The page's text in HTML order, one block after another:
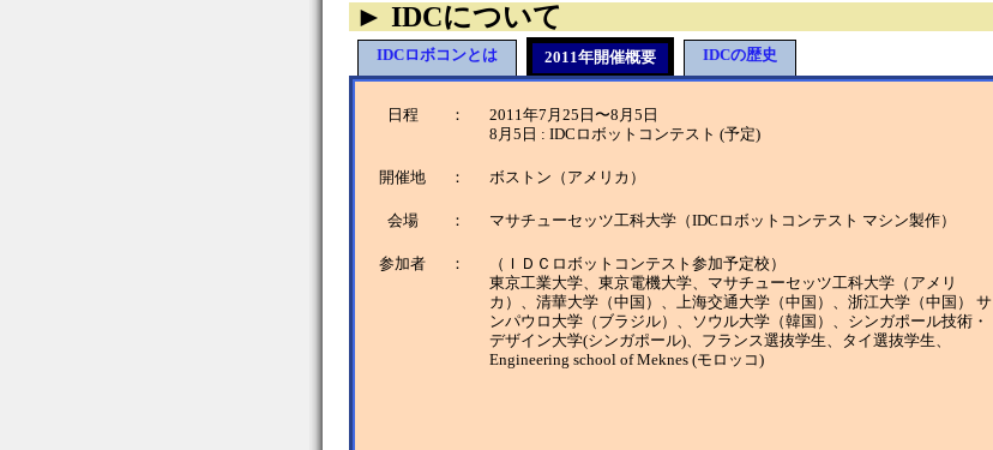
► IDCについて
IDCロボコンとは 2011年開催概要 IDCの歴史
日程 ：
2011年7月25日〜8月5日
8月5日 : IDCロボットコンテスト (予定)
開催地 ： ボストン（アメリカ）
会場 ： マサチューセッツ工科大学（IDCロボットコンテスト マシン製作）
参加者 ：
（ＩＤＣロボットコンテスト参加予定校）
東京工業大学、東京電機大学、マサチューセッツ工科大学（アメリ
カ）、清華大学（中国）、上海交通大学（中国）、浙江大学（中国） サ
ンパウロ大学（ブラジル）、ソウル大学（韓国）、シンガポール技術・
デザイン大学(シンガポール)、フランス選抜学生、タイ選抜学生、
Engineering school of Meknes (モロッコ)